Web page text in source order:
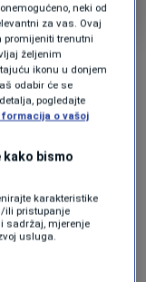
od javnosti
stigle od
adresa"
neki od
za vas. Ovaj
promijeniti trenutni
željenim
ikonu u donjem
odabir će se
pogledajte
o vašoj
bismo
karakteristike
ili pristupanje
sadržaj, mjerenje
usluga.